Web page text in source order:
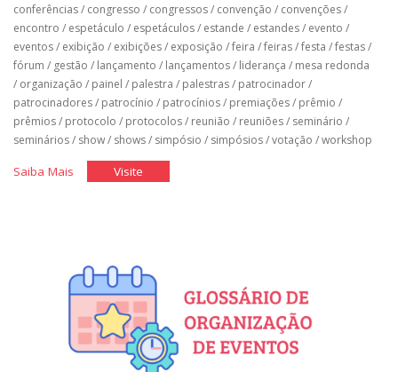
conferências/ congresso / congressos/ convenção / convenções/
encontro / espetáculo / espetáculos/ estande / estandes/ evento /
eventos/ exibição / exibições/ exposição /feira /feiras/festa /festas/
fórum / gestão / lançamento / lançamentos/ liderança / mesa redonda
/ organização / painel / palestra / palestras/ patrocinador/
patrocinadores/ patrocínio / patrocínios/ premiações/ prêmio /
prêmios/ protocolo / protocolos/ reunião / reuniões/ seminário /
seminários/ show/ shows/ simpósio / simpósios/votação /workshop
Saiba Mais"Organização
Visite"Organização